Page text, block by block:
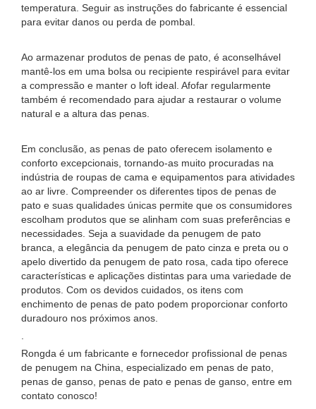
temperatura. Seguir as instruções do fabricante é essencial
para evitar danos ou perda de pombal.
Ao armazenar produtos de penas de pato, é aconselhável
mantê-los em uma bolsa ou recipiente respirável para evitar
a compressão e manter o loft ideal. Afofar regularmente
também é recomendado para ajudar a restaurar o volume
natural e a altura das penas.
Em conclusão, as penas de pato oferecem isolamento e
conforto excepcionais, tornando-as muito procuradas na
indústria de roupas de cama e equipamentos para atividades
ao ar livre. Compreender os diferentes tipos de penas de
pato e suas qualidades únicas permite que os consumidores
escolham produtos que se alinham com suas preferências e
necessidades. Seja a suavidade da penugem de pato
branca, a elegância da penugem de pato cinza e preta ou o
apelo divertido da penugem de pato rosa, cada tipo oferece
características e aplicações distintas para uma variedade de
produtos. Com os devidos cuidados, os itens com
enchimento de penas de pato podem proporcionar conforto
duradouro nos próximos anos.
Rongda é um fabricante e fornecedor profissional de penas
de penugem na China, especializado em penas de pato,
penas de ganso, penas de pato e penas de ganso, entre em
contato conosco!